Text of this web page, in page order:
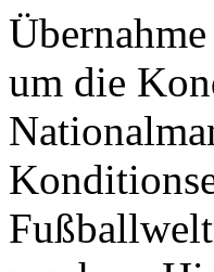
um die